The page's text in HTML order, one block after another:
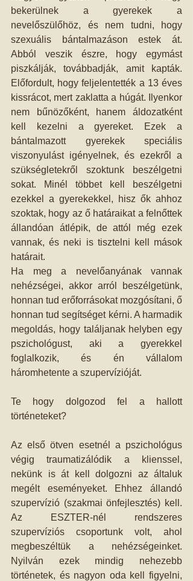
bekerülnek a gyerekek a
nevelőszülőhöz, és nem tudni, hogy
szexuális bántalmazáson estek át.
Abból veszik észre, hogy egymást
piszkálják, továbbadják, amit kapták.
Előfordult, hogy feljelentették a 13 éves
kissrácot, mert zaklatta a húgát. Ilyenkor
nem bűnözőként, hanem áldozatként
kell kezelni a gyereket. Ezek a
bántalmazott gyerekek speciális
viszonyulást igényelnek, és ezekről a
szükségletekről szoktunk beszélgetni
sokat. Minél többet kell beszélgetni
ezekkel a gyerekekkel, hisz ők ahhoz
szoktak, hogy az ő határaikat a felnőttek
állandóan átlépik, de attól még ezek
vannak, és neki is tisztelni kell mások
határait.
Ha meg a nevelőanyának vannak
nehézségei, akkor arról beszélgetünk,
honnan tud erőforrásokat mozgósítani, ő
honnan tud segítséget kérni. A harmadik
megoldás, hogy találjanak helyben egy
pszichológust, aki a gyerekkel
foglalkozik, és én vállalom
háromhetente a szupervízióját.
Te hogy dolgozod fel a hallott
történeteket?
Az első ötven esetnél a pszichológus
végig traumatizálódik a klienssel,
nekünk is át kell dolgozni az általuk
megélt eseményeket. Ehhez állandó
szupervízió (szakmai önfejlesztés) kell.
Az ESZTER-nél rendszeres
szupervíziós csoportunk volt, ahol
megbeszéltük a nehézségeinket.
Nyilván ezek mindig nehezebb
történetek, és nagyon oda kell figyelni,